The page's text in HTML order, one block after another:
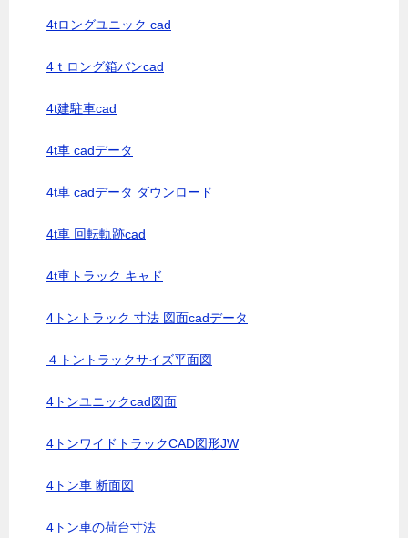
4tロングユニック cad
4ｔロング箱バンcad
4t建駐車cad
4t車 cadデータ
4t車 cadデータ ダウンロード
4t車 回転軌跡cad
4t車トラック キャド
4トントラック 寸法 図面cadデータ
４トントラックサイズ平面図
4トンユニックcad図面
4トンワイドトラックCAD図形JW
4トン車 断面図
4トン車の荷台寸法